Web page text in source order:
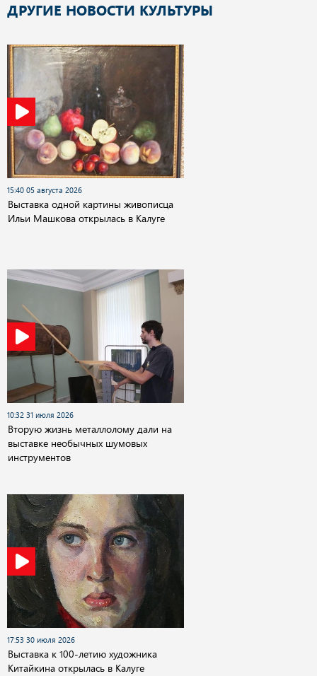
ДРУГИЕ НОВОСТИ КУЛЬТУРЫ
15:40 05 августа 2026
Выставка одной картины живописца
Ильи Машкова открылась в Калуге
10:32 31 июля 2026
Вторую жизнь металлолому дали на
выставке необычных шумовых
инструментов
17:53 30 июля 2026
Выставка к 100-летию художника
Китайкина открылась в Калуге